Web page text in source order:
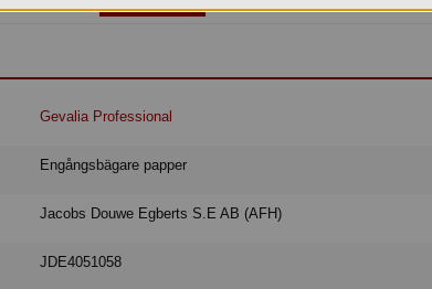
Gevalia Professional
Engångsbägare papper
Jacobs Douwe Egberts S.E AB (AFH)
JDE4051058